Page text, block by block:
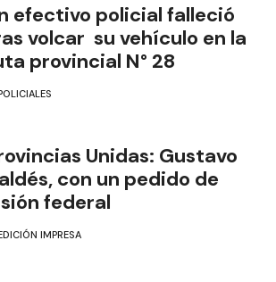
efectivo policial falleció
volcar su vehículo en la
provincial N° 28
Unidas: Gustavo
con un pedido de
federal
IMPRESA